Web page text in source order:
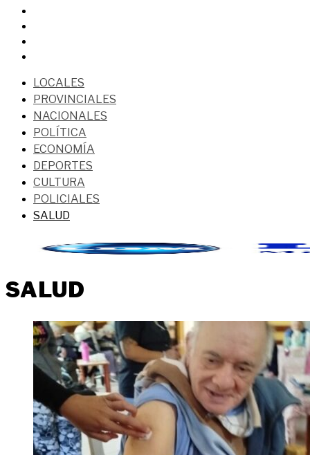
LOCALES
PROVINCIALES
NACIONALES
POLÍTICA
ECONOMÍA
DEPORTES
CULTURA
POLICIALES
SALUD
SALUD